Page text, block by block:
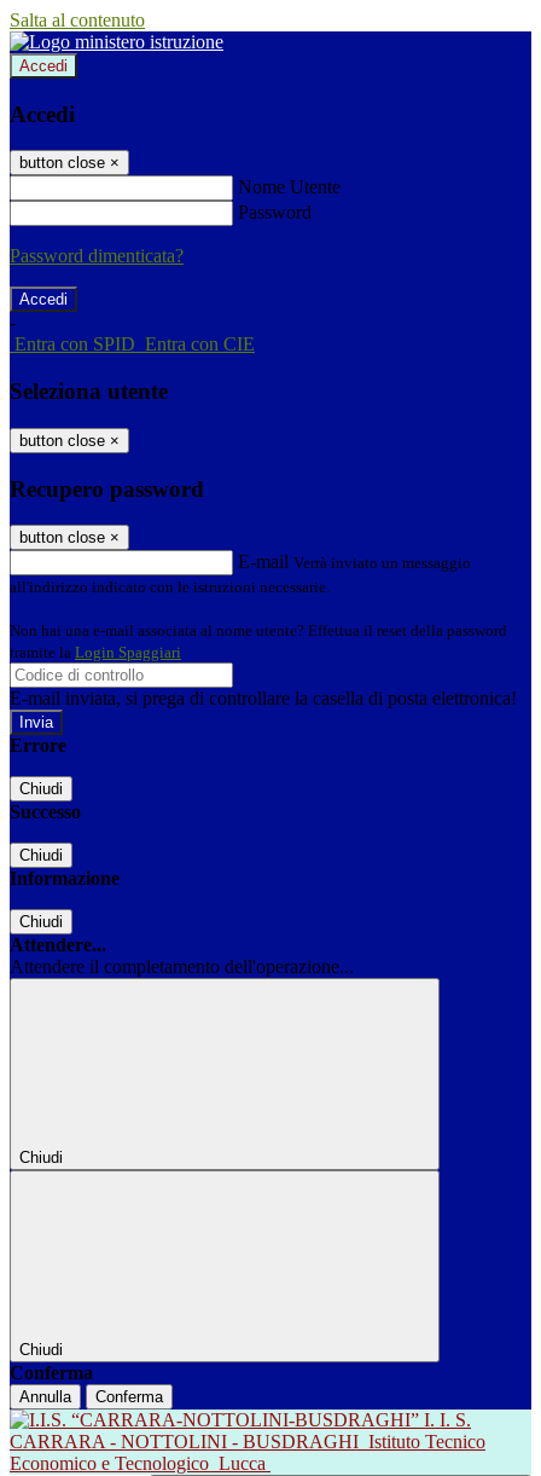
Salta al contenuto
Accedi
Accedi
button close ×
Nome Utente
Password
Password dimenticata?
-
Entra con SPID Entra con CIE
Seleziona utente
button close ×
Recupero password
button close ×
E-mail Verrà inviato un messaggio
all'indirizzo indicato con le istruzioni necessarie.
Non hai una e-mail associata al nome utente? Effettua il reset della password
tramite la Login Spaggiari
E-mail inviata, si prega di controllare la casella di posta elettronica!
Errore
Chiudi
Successo
Chiudi
Informazione
Chiudi
Attendere...
Attendere il completamento dell'operazione...
Chiudi
Chiudi
Conferma
Annulla Conferma
I. I. S.
CARRARA - NOTTOLINI - BUSDRAGHI Istituto Tecnico
Economico e Tecnologico Lucca